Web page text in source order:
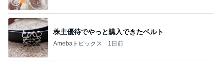
株主優待でやっと購入できたベルト
Amebaトピックス 1日前